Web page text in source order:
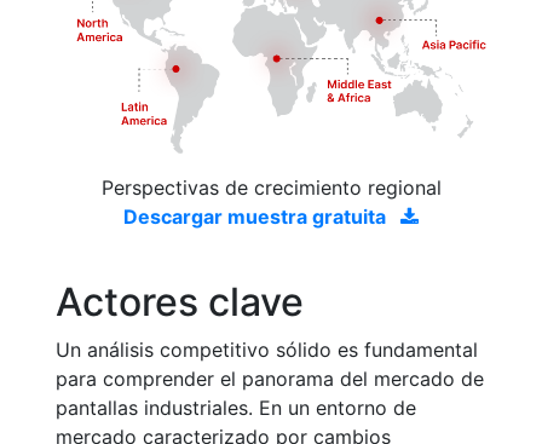
Perspectivas de crecimiento regional
Descargar muestra gratuita
Actores clave
Un análisis competitivo sólido es fundamental
para comprender el panorama del mercado de
pantallas industriales. En un entorno de
mercado caracterizado por cambios